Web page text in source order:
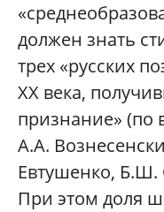
должен знать
трех «русских
XX века,
признание» (по
А.А.
Евтушенко,
При этом доля